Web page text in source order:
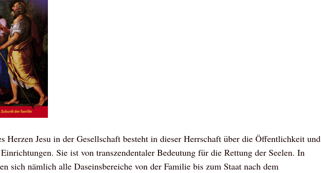
Herzen Jesu in der Gesellschaft besteht in dieser Herrschaft über die Öffentlichkeit und
Sie ist von transzendentaler Bedeutung für die Rettung der Seelen. In
sich nämlich alle Daseinsbereiche von der Familie bis zum Staat nach dem